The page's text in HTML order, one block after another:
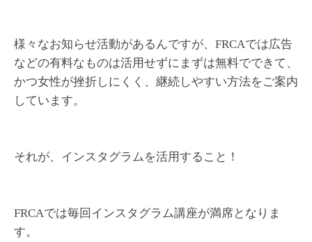
様々なお知らせ活動があるんですが、FRCAでは広告
などの有料なものは活用せずにまずは無料でできて、
かつ女性が挫折しにくく、継続しやすい方法をご案内
しています。
それが、インスタグラムを活用すること！
FRCAでは毎回インスタグラム講座が満席となりま
す。